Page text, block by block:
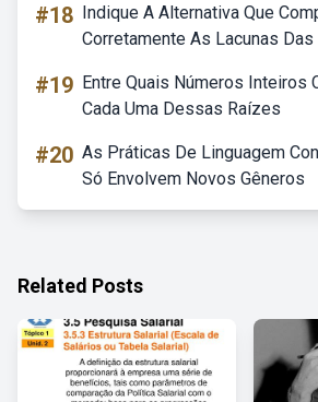
#18 Indique A Alternativa Que
Corretamente As Lacunas
#19 Entre Quais Números Inteiros
Cada Uma Dessas Raízes
#20 As Práticas De Linguagem
Só Envolvem Novos Gêneros
Related Posts